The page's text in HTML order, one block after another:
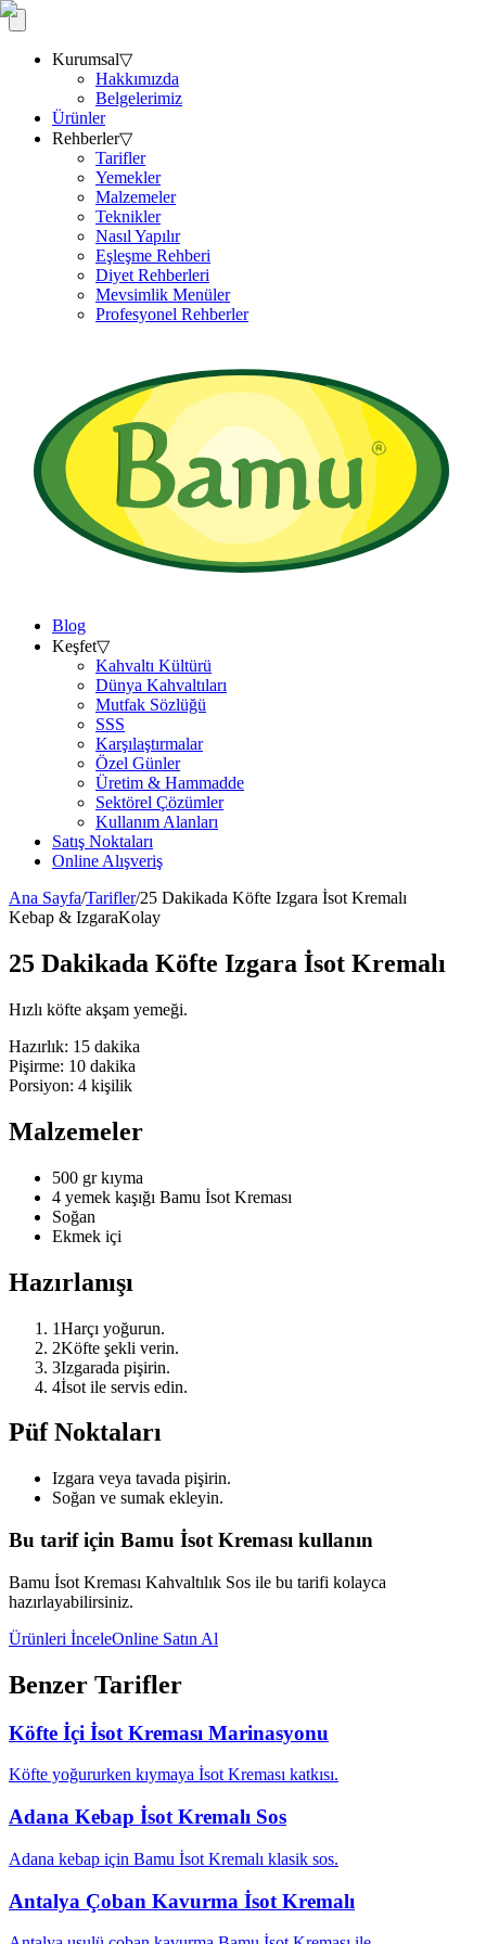
Kurumsal▽
Hakkımızda
Belgelerimiz
Ürünler
Rehberler▽
Tarifler
Yemekler
Malzemeler
Teknikler
Nasıl Yapılır
Eşleşme Rehberi
Diyet Rehberleri
Mevsimlik Menüler
Profesyonel Rehberler
Blog
Keşfet▽
Kahvaltı Kültürü
Dünya Kahvaltıları
Mutfak Sözlüğü
SSS
Karşılaştırmalar
Özel Günler
Üretim & Hammadde
Sektörel Çözümler
Kullanım Alanları
Satış Noktaları
Online Alışveriş
Ana Sayfa/Tarifler/25 Dakikada Köfte Izgara İsot Kremalı
Kebap & IzgaraKolay
25 Dakikada Köfte Izgara İsot Kremalı
Hızlı köfte akşam yemeği.
Hazırlık: 15 dakika
Pişirme: 10 dakika
Porsiyon: 4 kişilik
Malzemeler
500 gr kıyma
4 yemek kaşığı Bamu İsot Kreması
Soğan
Ekmek içi
Hazırlanışı
1Harçı yoğurun.
2Köfte şekli verin.
3Izgarada pişirin.
4İsot ile servis edin.
Püf Noktaları
Izgara veya tavada pişirin.
Soğan ve sumak ekleyin.
Bu tarif için Bamu İsot Kreması kullanın
Bamu İsot Kreması Kahvaltılık Sos ile bu tarifi kolayca
hazırlayabilirsiniz.
Ürünleri İnceleOnline Satın Al
Benzer Tarifler
Köfte İçi İsot Kreması Marinasyonu
Köfte yoğururken kıymaya İsot Kreması katkısı.
Adana Kebap İsot Kremalı Sos
Adana kebap için Bamu İsot Kremalı klasik sos.
Antalya Çoban Kavurma İsot Kremalı